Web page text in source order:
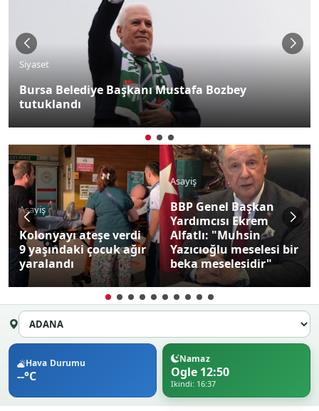
Siyaset
Bursa Belediye Başkanı Mustafa Bozbey
tutuklandı
Asayiş
Kolonyayı ateşe verdi
9 yaşındaki çocuk ağır
yaralandı
Asayiş
BBP Genel Başkan
Yardımcısı Ekrem
Alfatlı: "Muhsin
Yazıcıoğlu meselesi bir
beka meselesidir"
Hava Durumu
--°C
Namaz
Ogle 12:50
Ikindi: 16:37